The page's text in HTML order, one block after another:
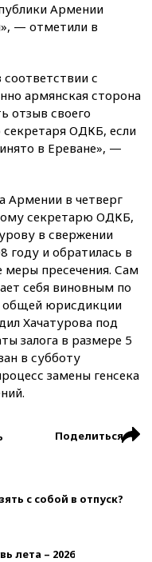
Армении
— отметили в
соответствии с
армянская сторона
отзыв своего
секретаря ОДКБ, если
в Ереване», —
Армении в четверг
секретарю ОДКБ,
в свержении
году и обратилась в
меры пресечения. Сам
себя виновным по
общей юрисдикции
Хачатурова под
залога в размере 5
в субботу
замены генсека
Поделиться
с собой в отпуск?
лета – 2026